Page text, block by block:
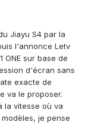
Jiayu S4 par la
l'annonce Letv
ONE sur base de
d'écran sans
exacte de
va le proposer.
la vitesse où va
je pense